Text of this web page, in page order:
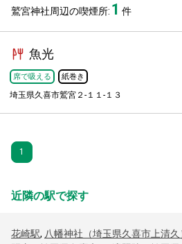
鷲宮神社周辺の喫煙所: 1 件
魚光
席で吸える 紙巻き
埼玉県久喜市鷲宮２-１１-１３
1
近隣の駅で探す
花崎駅, 八幡神社（埼玉県久喜市上清久